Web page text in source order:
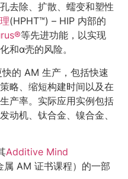
去除、扩散、蠕变和塑性
(HPHT™) – HIP 内部的
等先进功能，以实现
和α壳的风险。
的 AM 生产，包括快速
略、缩短构建时间以及在
产率。实际应用实例包括
动机、钛合金、镍合金、
Additive Mind
属 AM 证书课程）的一部